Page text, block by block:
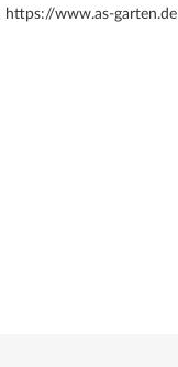
https://www.as-garten.de